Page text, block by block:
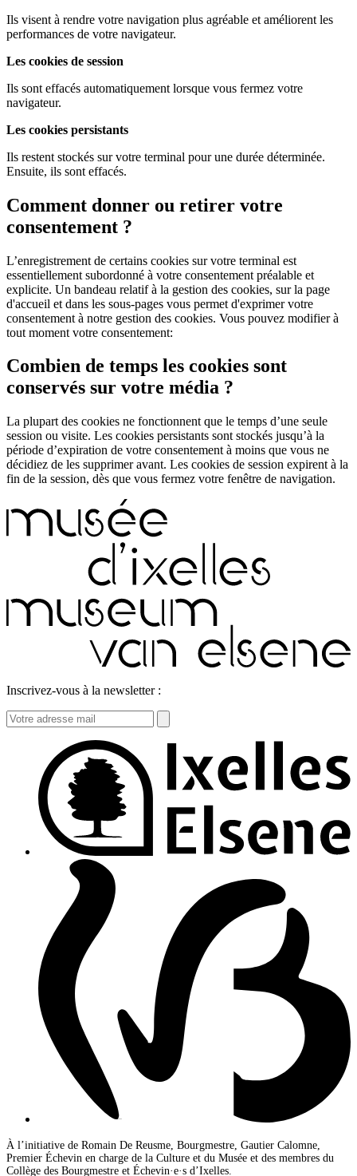
Ils visent à rendre votre navigation plus agréable et améliorent les
performances de votre navigateur.
Les cookies de session
Ils sont effacés automatiquement lorsque vous fermez votre
navigateur.
Les cookies persistants
Ils restent stockés sur votre terminal pour une durée déterminée.
Ensuite, ils sont effacés.
Comment donner ou retirer votre
consentement ?
L’enregistrement de certains cookies sur votre terminal est
essentiellement subordonné à votre consentement préalable et
explicite. Un bandeau relatif à la gestion des cookies, sur la page
d'accueil et dans les sous-pages vous permet d'exprimer votre
consentement à notre gestion des cookies. Vous pouvez modifier à
tout moment votre consentement:
Combien de temps les cookies sont
conservés sur votre média ?
La plupart des cookies ne fonctionnent que le temps d’une seule
session ou visite. Les cookies persistants sont stockés jusqu’à la
période d’expiration de votre consentement à moins que vous ne
décidiez de les supprimer avant. Les cookies de session expirent à la
fin de la session, dès que vous fermez votre fenêtre de navigation.
Inscrivez-vous à la newsletter :
À l’initiative de Romain De Reusme, Bourgmestre, Gautier Calomne,
Premier Échevin en charge de la Culture et du Musée et des membres du
Collège des Bourgmestre et Échevin·e·s d’Ixelles.